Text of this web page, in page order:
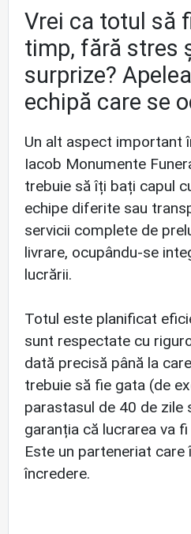
Vrei ca totul să
timp, fără stres
surprize?
echipă care se
Un alt aspect important
Iacob Monumente
trebuie să îți bați capul
echipe diferite sau
servicii complete de
livrare, ocupându-se
lucrării.
Totul este planificat
sunt respectate cu
dată precisă până la
trebuie să fie gata (de
parastasul de 40 de zile
garanția că lucrarea va
Este un parteneriat
încredere.